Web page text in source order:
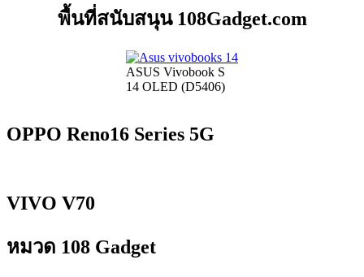
พื้นที่สนับสนุน 108Gadget.com
ASUS Vivobook S
14 OLED (D5406)
OPPO Reno16 Series 5G
VIVO V70
หมวด 108 Gadget